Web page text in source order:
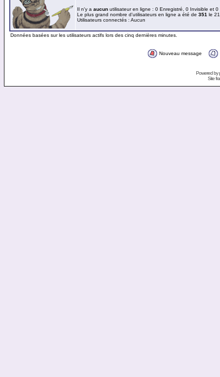
Il n'y a aucun utilisateur en ligne : 0 Enregistré, 0 Invisible et
Le plus grand nombre d'utilisateurs en ligne a été de 351 le
Utilisateurs connectés : Aucun
Données basées sur les utilisateurs actifs lors des cinq dernières minutes.
Nouveau message
Powered by
Site